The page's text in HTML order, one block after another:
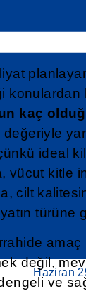
Haziran
konulardan
kaç
ideal
vücut kitle
cilt
türüne
amaç
değil,
ve